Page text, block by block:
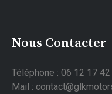
Nous Contacter
Téléphone : 06 12 17 42
Mail :